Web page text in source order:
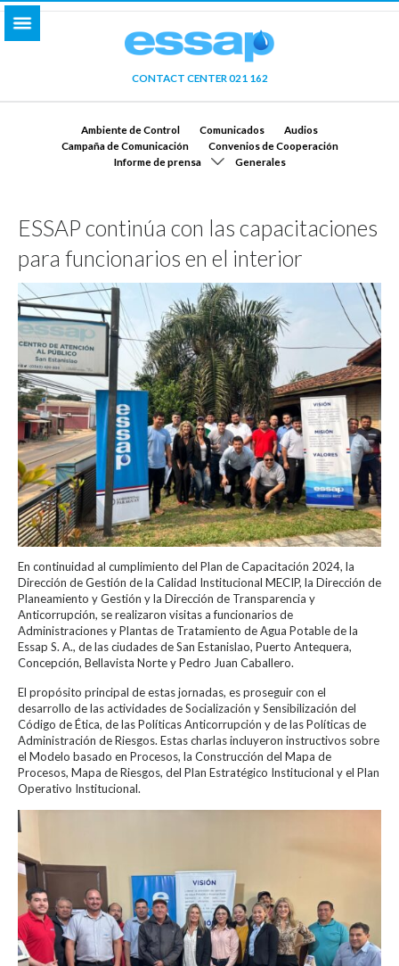
CONTACT CENTER 021 162
Ambiente de Control Comunicados
Audios
Campaña de Comunicación
Convenios de Cooperación
Informe de prensa
Generales
ESSAP continúa con las capacitaciones
para funcionarios en el interior
En continuidad al cumplimiento del Plan de Capacitación 2024, la
Dirección de Gestión de la Calidad Institucional MECIP, la Dirección de
Planeamiento y Gestión y la Dirección de Transparencia y
Anticorrupción, se realizaron visitas a funcionarios de
Administraciones y Plantas de Tratamiento de Agua Potable de la
Essap S. A., de las ciudades de San Estanislao, Puerto Antequera,
Concepción, Bellavista Norte y Pedro Juan Caballero.
El propósito principal de estas jornadas, es proseguir con el
desarrollo de las actividades de Socialización y Sensibilización del
Código de Ética, de las Políticas Anticorrupción y de las Políticas de
Administración de Riesgos. Estas charlas incluyeron instructivos sobre
el Modelo basado en Procesos, la Construcción del Mapa de
Procesos, Mapa de Riesgos, del Plan Estratégico Institucional y el Plan
Operativo Institucional.